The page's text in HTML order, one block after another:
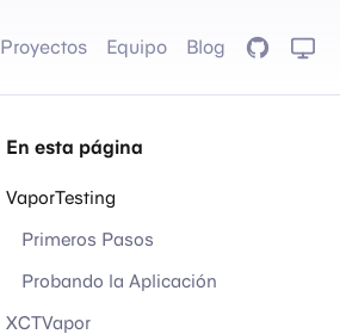
Proyectos Equipo Blog GitHub
En esta página
VaporTesting
Primeros Pasos
Probando la Aplicación
XCTVapor